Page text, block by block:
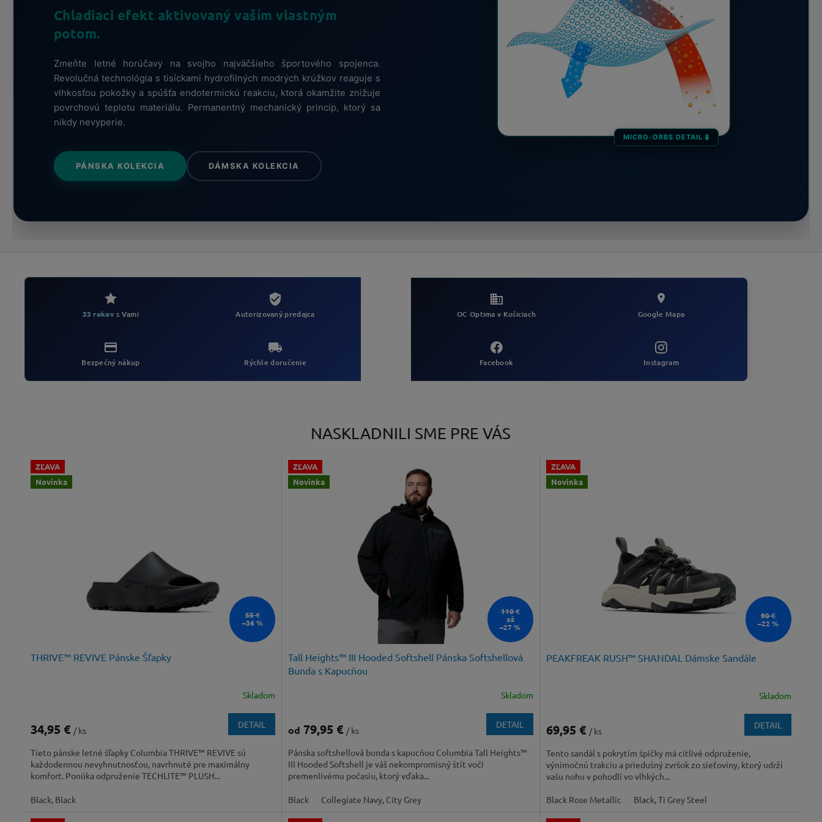
Chladiaci efekt aktivovaný vaším vlastným
potom.
Zmeňte letné horúčavy na svojho najväčšieho športového spojenca.
Revolučná technológia s tisíckami hydrofilných modrých krúžkov reaguje s
vlhkosťou pokožky a spúšťa endotermickú reakciu, ktorá okamžite znižuje
povrchovú teplotu materiálu. Permanentný mechanický princíp, ktorý sa
nikdy nevyperie.
PÁNSKA KOLEKCIA DÁMSKA KOLEKCIA
MICRO-ORBS DETAIL 🧪
33 rokovs Vami Autorizovaný predajca
Bezpečný nákup Rýchle doručenie
OC Optima v Košiciach Google Mapa
Facebook Instagram
NASKLADNILI SME PRE VÁS
ZĽAVA
Novinka
55 €
–36 %
THRIVE™ REVIVE Pánske Šľapky
Skladom
34,95 € / ks
DETAIL
Tieto pánske letné šľapky Columbia THRIVE™ REVIVE sú
každodennou nevyhnutnosťou, navrhnuté pre maximálny
komfort. Ponúka odpruženie TECHLITE™ PLUSH...
Black, Black
ZĽAVA
Novinka
110 €
až
–27 %
Tall Heights™ III Hooded Softshell Pánska Softshellová
Bunda s Kapucňou
Skladom
od 79,95 € / ks
DETAIL
Pánska softshellová bunda s kapucňou Columbia Tall Heights™
III Hooded Softshell je váš nekompromisný štít voči
premenlivému počasiu, ktorý vďaka...
Black Collegiate Navy, City Grey
ZĽAVA
Novinka
90 €
–22 %
PEAKFREAK RUSH™ SHANDAL Dámske Sandále
Skladom
69,95 € / ks
DETAIL
Tento sandál s pokrytím špičky má citlivé odpruženie,
výnimočnú trakciu a priedušný zvršok zo sieťoviny, ktorý udrží
vašu nohu v pohodlí vo vlhkých...
Black Rose Metallic Black, Ti Grey Steel